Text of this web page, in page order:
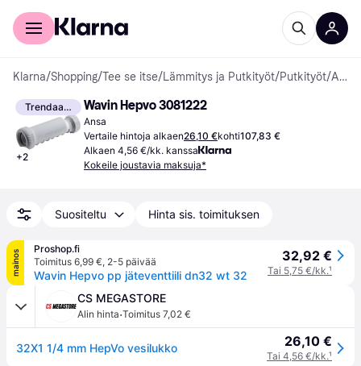
Kuluttajille
Klarna/Shopping/Tee se itse/Lämmitys ja Putkityöt/Putkityöt/ Ansat
Trendaava
+2
Wavin Hepvo 3081222
Ansa
Vertaile hintoja alkaen26,10 €kohti107,83 €
Alkaen 4,56 €/kk. kanssa
Kokeile joustavia maksuja*
Suositeltu Hinta sis. toimituksen
mainos
Proshop.fi
Toimitus 6,99 €, 2-5 päivää
Wavin Hepvo pp jäteventtiili dn32 wt 32
32,92 €
Tai 5,75 €/kk.¹
CS MEGASTORE
Alin hinta·Toimitus 7,02 €
32X1 1/4 mm HepVo vesilukko 26,10 €
Tai 4,56 €/kk.¹